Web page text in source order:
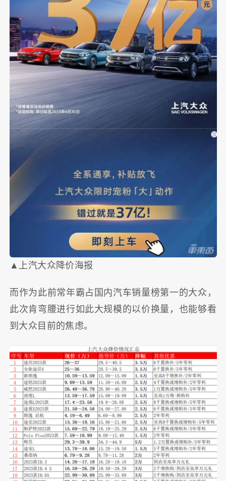
▲上汽大众降价海报
而作为此前常年霸占国内汽车销量榜第一的大众，
此次肯弯腰进行如此大规模的以价换量，也能够看
到大众目前的焦虑。